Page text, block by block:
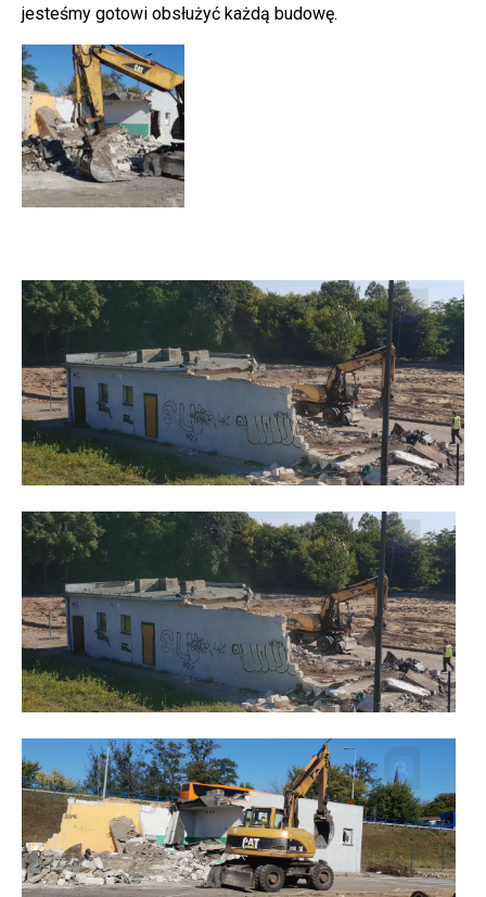
jesteśmy gotowi obsłużyć każdą budowę.